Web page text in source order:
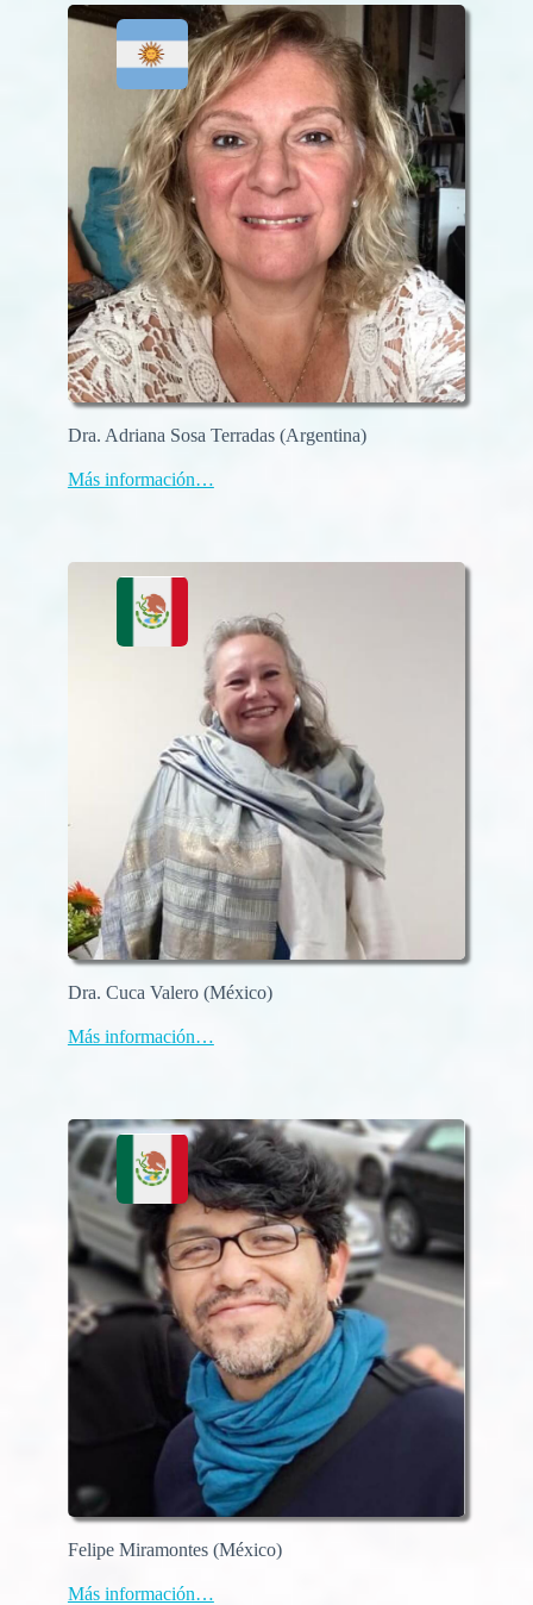
Dra. Adriana Sosa Terradas (Argentina)
Más información…
Dra. Cuca Valero (México)
Más información…
Felipe Miramontes (México)
Más información…